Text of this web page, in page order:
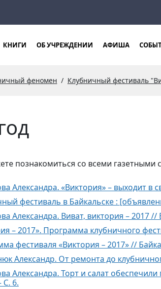
познакомиться со всеми
Александра. «Виктория» – выходит в
фестиваль в Байкальске :
Александра. Виват, виктория – 2017 //
– 2017». Программа клубничного
фестиваля «Виктория – 2017» //
Александр. От ремонта до
Александра. Торт и салат
С. 6.
КНИГИ ОБ УЧРЕЖДЕНИИ АФИША
феномен Клубничный фестиваль